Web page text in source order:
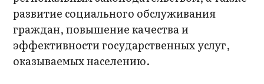
развитие социального обслуживания
граждан, повышение качества и
эффективности государственных услуг,
оказываемых населению.